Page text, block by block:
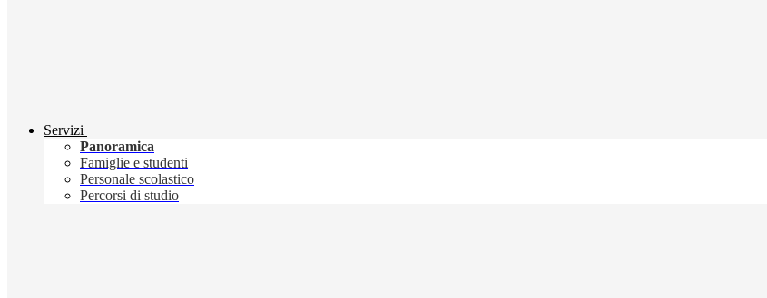
Servizi
Panoramica
Famiglie e studenti
Personale scolastico
Percorsi di studio